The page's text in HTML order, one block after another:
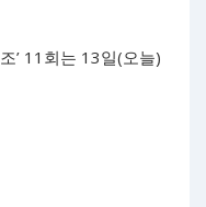
’ 11회는 13일(오늘)